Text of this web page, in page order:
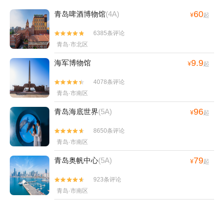
青岛啤酒博物馆(4A) ¥60起


6385条评论
青岛·市北区
海军博物馆 ¥9.9起


4078条评论
青岛·市南区
青岛海底世界(5A) ¥96起


8650条评论
青岛·市南区
青岛奥帆中心(5A) ¥79起


923条评论
青岛·市南区